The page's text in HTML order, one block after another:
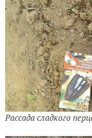
Рассада сладкого